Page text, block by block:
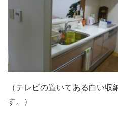
（テレビの置いてある白い収
す。）